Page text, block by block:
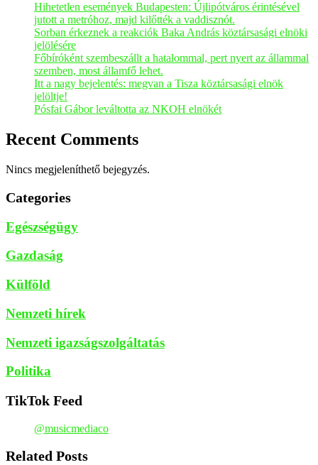
Hihetetlen események Budapesten: Újlipótváros érintésével
jutott a metróhoz, majd kilőtték a vaddisznót.
Sorban érkeznek a reakciók Baka András köztársasági elnöki
jelölésére
Főbíróként szembeszállt a hatalommal, pert nyert az állammal
szemben, most államfő lehet.
Itt a nagy bejelentés: megvan a Tisza köztársasági elnök
jelöltje!
Pósfai Gábor leváltotta az NKOH elnökét
Recent Comments
Nincs megjeleníthető bejegyzés.
Categories
Egészségügy
Gazdaság
Külföld
Nemzeti hírek
Nemzeti igazságszolgáltatás
Politika
TikTok Feed
@musicmediaco
Related Posts